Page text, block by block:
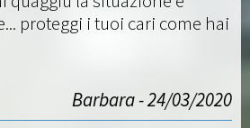
proteggi i tuoi cari come hai
Barbara - 24/03/2020